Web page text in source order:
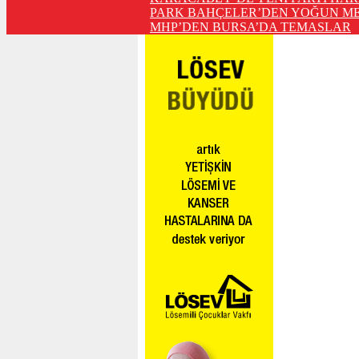
PARK BAHÇELER’DEN YOĞUN
MHP’DEN BURSA’DA TEMASLAR